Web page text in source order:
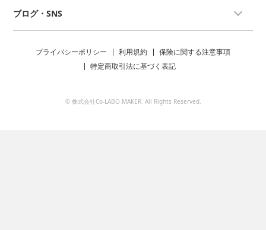
ブログ・SNS
プライバシーポリシー 利用規約
保険に関する注意事項
特定商取引法に基づく表記
© 株式会社Co-LABO MAKER. All Rights Reserved.